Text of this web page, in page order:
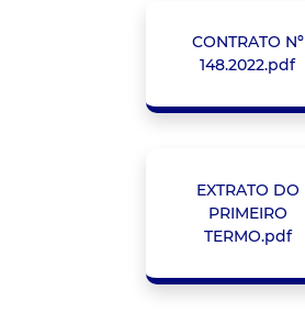
CONTRATO Nº
148.2022.pdf
EXTRATO DO
PRIMEIRO
TERMO.pdf